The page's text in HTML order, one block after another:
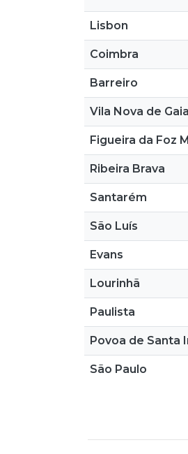
Lisbon
Coimbra
Barreiro
Vila Nova de Gaia
Figueira da Foz
Ribeira Brava
Santarém
São Luís
Evans
Lourinhã
Paulista
Povoa de Santa
São Paulo